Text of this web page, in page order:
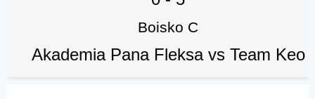
Boisko C
Akademia Pana Fleksa vs Team Keo